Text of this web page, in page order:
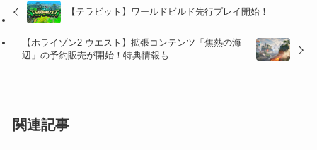
【テラビット】ワールドビルド先行プレイ開始！
【ホライゾン2 ウエスト】拡張コンテンツ「焦熱の海
辺」の予約販売が開始！特典情報も
関連記事